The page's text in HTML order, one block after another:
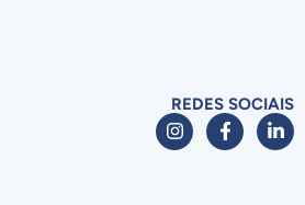
REDES SOCIAIS